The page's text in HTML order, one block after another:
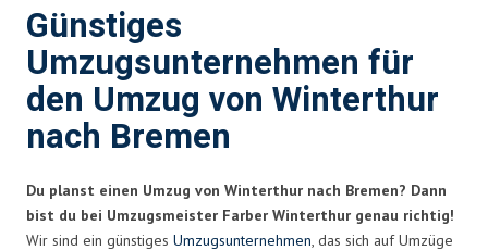
Günstiges
Umzugsunternehmen für
den Umzug von Winterthur
nach Bremen
Du planst einen Umzug von Winterthur nach Bremen? Dann
bist du bei Umzugsmeister Farber Winterthur genau richtig!
Wir sind ein günstiges Umzugsunternehmen, das sich auf Umzüge